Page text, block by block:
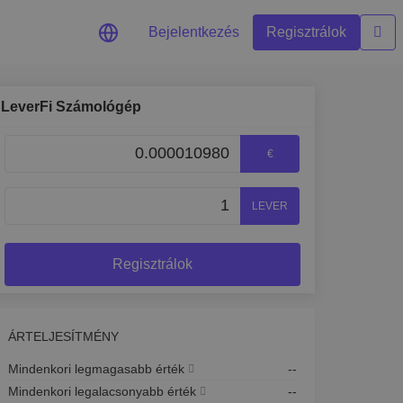
az optimális teljesítmény
Bejelentkezés Regisztrálok
LeverFi Számológép
€
LEVER
Regisztrálok
ÁRTELJESÍTMÉNY
Mindenkori legmagasabb érték
--
Mindenkori legalacsonyabb érték
--